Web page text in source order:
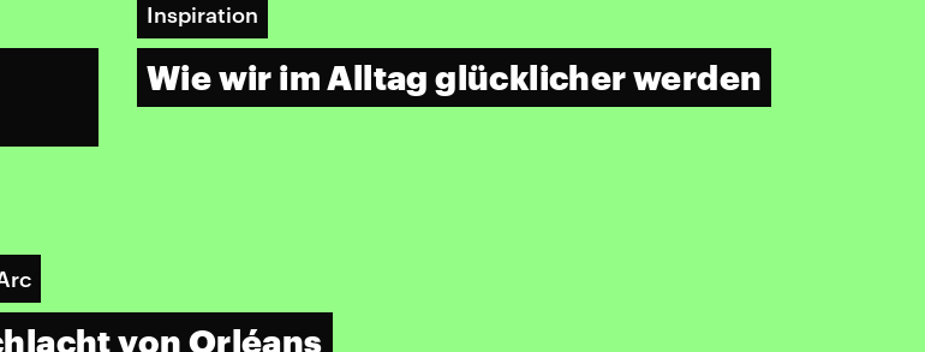
Inspiration
Wie wir im Alltag glücklicher werden
von Orléans